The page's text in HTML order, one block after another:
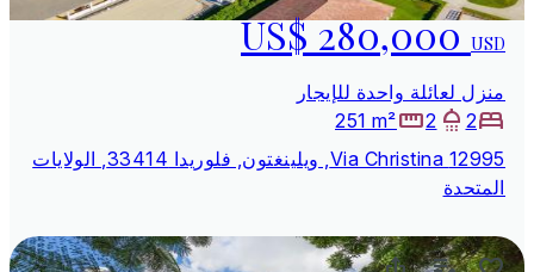
US$ 280,000USD
منزل لعائلة واحدة للإيجار
2
2
251 m²
12995 Via Christina, ويلينغتون, فلوريدا 33414, الولايات
المتحدة